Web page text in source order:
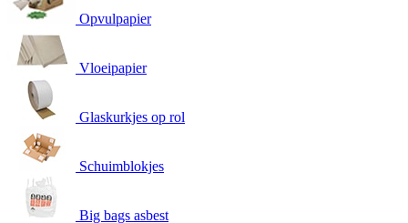
Opvulpapier
Vloeipapier
Glaskurkjes op rol
Schuimblokjes
Big bags asbest